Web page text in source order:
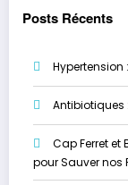
Posts Récents
Hypertension
Antibiotiques
Cap Ferret et
pour Sauver nos